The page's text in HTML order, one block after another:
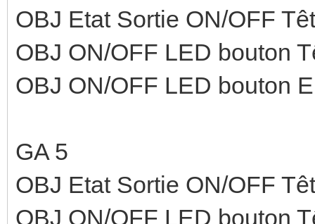
OBJ Etat Sortie ON/OFF
OBJ ON/OFF LED bouton
OBJ ON/OFF LED bouton
GA 5
OBJ Etat Sortie ON/OFF
OBJ ON/OFF LED bouton